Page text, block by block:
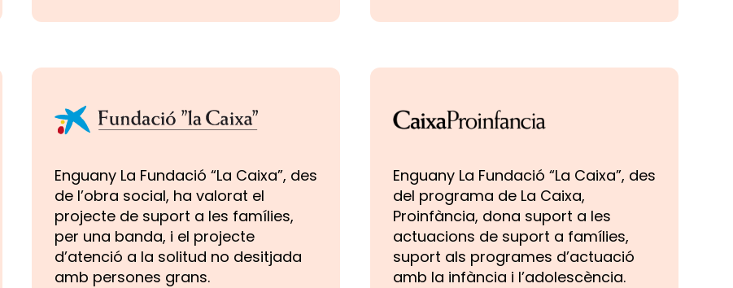
Enguany La Fundació “La Caixa”, des
de l’obra social, ha valorat el
projecte de suport a les famílies,
per una banda, i el projecte
d’atenció a la solitud no desitjada
amb persones grans.
Enguany La Fundació “La Caixa”, des
del programa de La Caixa,
Proinfància, dona suport a les
actuacions de suport a famílies,
suport als programes d’actuació
amb la infància i l’adolescència.